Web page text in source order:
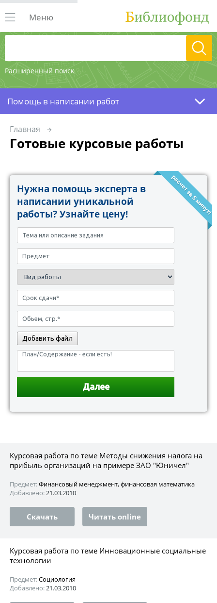
Расширенный поиск
Меню
Помощь в написании работ
Главная
Готовые курсовые работы
расчет за 5 минут!
Нужна помощь эксперта в
написании уникальной
работы? Узнайте цену!
Добавить файл
Курсовая работа по теме Методы снижения налога на
прибыль организаций на примере ЗАО "Юничел"
Предмет:Финансовый менеджмент, финансовая математика
Добавлено:21.03.2010
Скачать Читать online
Курсовая работа по теме Инновационные социальные
технологии
Предмет:Социология
Добавлено:21.03.2010